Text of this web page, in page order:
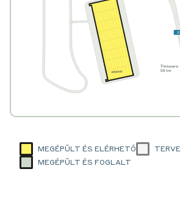
MEGÉPÜLT ÉS ELÉRHETŐ
MEGÉPÜLT ÉS FOGLALT